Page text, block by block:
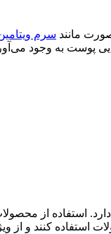
سرم
و زیبایی پوست به
کره ای تاثیرات قابل
استفاده کنند و از